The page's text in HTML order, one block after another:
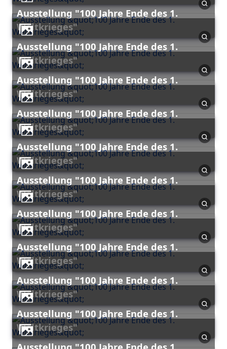
Ausstellung "100 Jahre Ende des 1.
Weltkrieges"
Ausstellung "100 Jahre Ende des 1.
Weltkrieges"
Ausstellung "100 Jahre Ende des 1.
Weltkrieges"
Ausstellung "100 Jahre Ende des 1.
Weltkrieges"
Ausstellung "100 Jahre Ende des 1.
Weltkrieges"
Ausstellung "100 Jahre Ende des 1.
Weltkrieges"
Ausstellung "100 Jahre Ende des 1.
Weltkrieges"
Ausstellung "100 Jahre Ende des 1.
Weltkrieges"
Ausstellung "100 Jahre Ende des 1.
Weltkrieges"
Ausstellung "100 Jahre Ende des 1.
Weltkrieges"